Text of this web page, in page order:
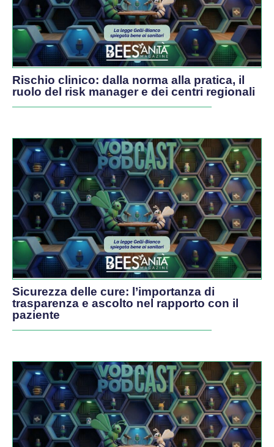
Rischio clinico: dalla norma alla pratica, il
ruolo del risk manager e dei centri regionali
Sicurezza delle cure: l’importanza di
trasparenza e ascolto nel rapporto con il
paziente